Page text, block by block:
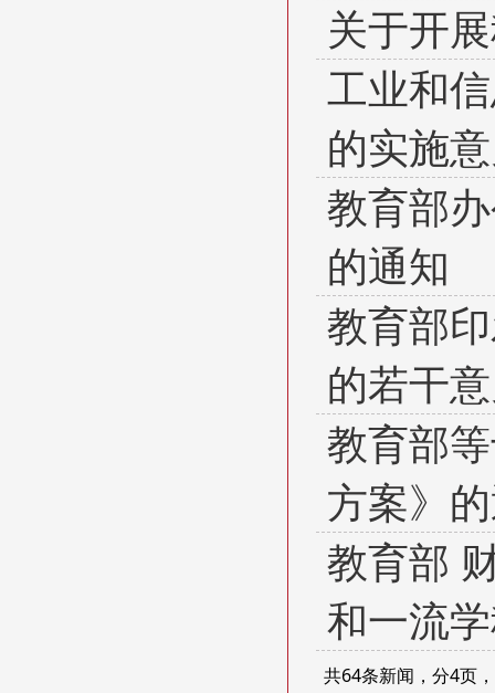
关于开
工业和
的实施
教育部
的通知
教育部
的若干
教育部
方案》
教育部
和一流
共64条新闻，分4页